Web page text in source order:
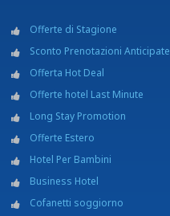
Offerte di Stagione
Sconto Prenotazioni Anticipate
Offerta Hot Deal
Offerte hotel Last Minute
Long Stay Promotion
Offerte Estero
Hotel Per Bambini
Business Hotel
Cofanetti soggiorno